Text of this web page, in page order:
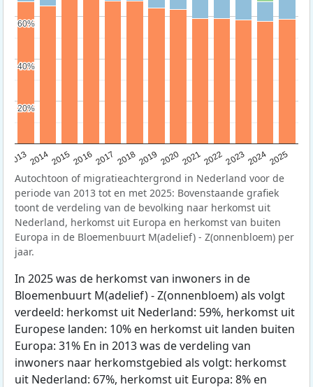
20132014201520162017 20182019 202020212022202320242025
20%
20%
40%
40%
60%
60%
Autochtoon of migratieachtergrond in Nederland voor de
periode van 2013 tot en met 2025: Bovenstaande grafiek
toont de verdeling van de bevolking naar herkomst uit
Nederland, herkomst uit Europa en herkomst van buiten
Europa in de Bloemenbuurt M(adelief) - Z(onnenbloem) per
jaar.
In 2025 was de herkomst van inwoners in de
Bloemenbuurt M(adelief) - Z(onnenbloem) als volgt
verdeeld: herkomst uit Nederland: 59%, herkomst uit
Europese landen: 10% en herkomst uit landen buiten
Europa: 31% En in 2013 was de verdeling van
inwoners naar herkomstgebied als volgt: herkomst
uit Nederland: 67%, herkomst uit Europa: 8% en